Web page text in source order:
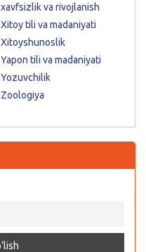
xavfsizlik va rivojlanish
Xitoy tili va madaniyati
Xitoyshunoslik
Yapon tili va madaniyati
Yozuvchilik
Zoologiya